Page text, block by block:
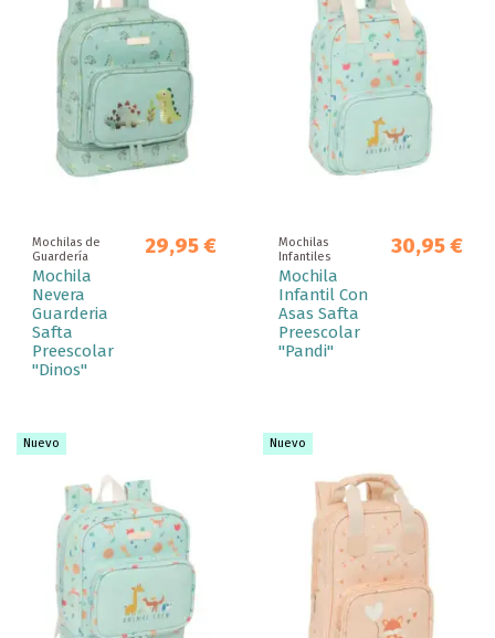
Mochilas de
Guardería
Mochila
Nevera
Guarderia
Safta
Preescolar
"Dinos"
29,95 €
Mochilas
Infantiles
Mochila
Infantil Con
Asas Safta
Preescolar
"Pandi"
30,95 €
Nuevo Nuevo